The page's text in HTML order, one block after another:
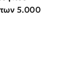
των 5.000